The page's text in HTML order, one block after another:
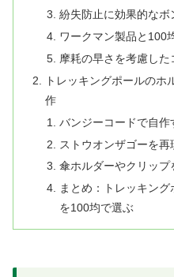
紛失防止に効果的な
ワークマン製品と100
摩耗の早さを考慮し
トレッキングポールのホ
作
バンジーコードで自
ストウオンザゴーを
傘ホルダーやクリッ
まとめ：トレッキン
を100均で選ぶ